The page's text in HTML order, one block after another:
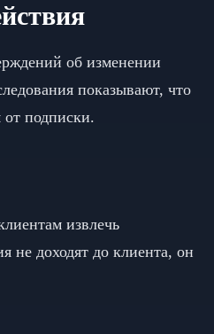
об изменении
показывают, что
от подписки.
извлечь
не доходят до клиента, он